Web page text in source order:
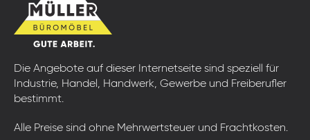
Die Angebote auf dieser Internetseite sind speziell für
Industrie, Handel, Handwerk, Gewerbe und Freiberufler
bestimmt.
Alle Preise sind ohne Mehrwertsteuer und Frachtkosten.